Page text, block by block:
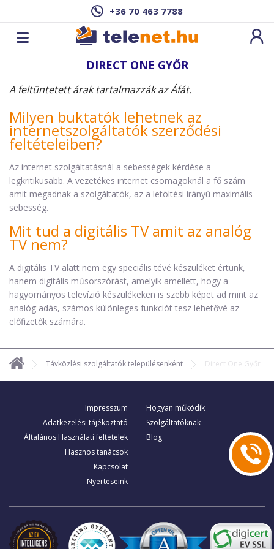
+36 70 463 7788
DIRECT ONE GYŐR
A feltüntetett árak tartalmazzák az Áfát.
Milyen buktatók lehetnek az
internetszolgáltatók szerződési
feltételeiben?
Az internet szolgáltatásnál a sebességek kérdése a
legkritikusabb. A vezetékes internet csomagoknál a fő szám
amit megadnak a szolgáltatók, az a letöltési irányú maximális
sebesség.
Mit tud a digitális TV amit az analóg
TV nem?
A digitális TV alatt nem egy speciális tévé készüléket értünk,
hanem digitális műsorszórást, amelyik amellett, hogy a
hagyományos televízió készülékeken is szebb képet ad mint az
analóg adás, számos különleges funkciót tesz lehetővé az
előfizetők számára.
Távközlési szolgáltatók településenként Direct One Győr
Impresszum
Adatkezelési tájékoztató
Általános Használati feltételek
Hasznos tanácsok
Kapcsolat
Nyerteseink
Hogyan működik
Szolgáltatóknak
Blog